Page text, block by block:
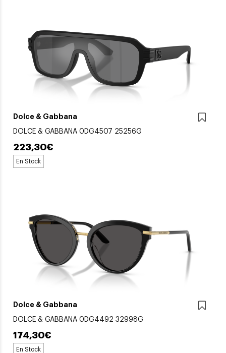
Dolce & Gabbana
DOLCE & GABBANA 0DG4507 25256G
223,30€
En Stock
Dolce & Gabbana
DOLCE & GABBANA 0DG4492 32998G
174,30€
En Stock